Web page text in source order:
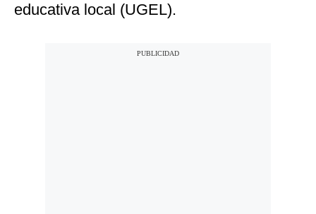
educativa local (UGEL).